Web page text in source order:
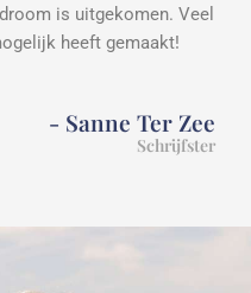
is uitgekomen. Veel
heeft gemaakt!
- Sanne Ter Zee
Schrijfster